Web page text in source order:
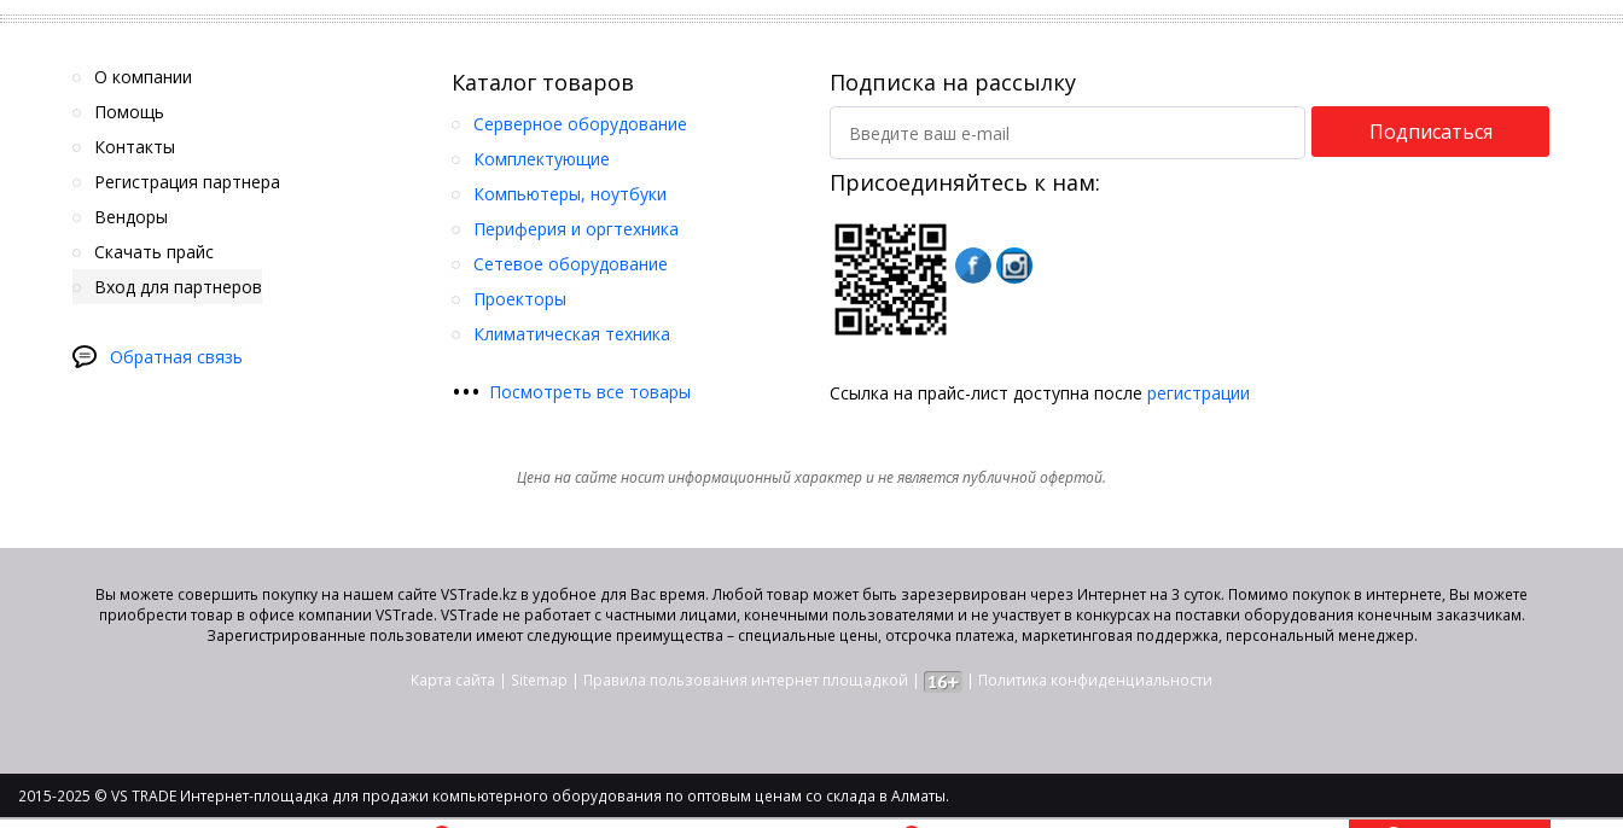
О компании
Помощь
Контакты
Регистрация партнера
Вендоры
Скачать прайс
Вход для партнеров
Обратная связь
Каталог товаров
Серверное оборудование
Комплектующие
Компьютеры, ноутбуки
Периферия и оргтехника
Сетевое оборудование
Проекторы
Климатическая техника
••• Посмотреть все товары
Подписка на рассылку
Подписаться
Присоединяйтесь к нам:
Ссылка на прайс-лист доступна после регистрации
Цена на сайте носит информационный характер и не является публичной офертой.
Вы можете совершить покупку на нашем сайте VSTrade.kz в удобное для Вас время. Любой товар может быть зарезервирован через Интернет на 3 суток. Помимо покупок в интернете, Вы можете
приобрести товар в офисе компании VSTrade. VSTrade не работает с частными лицами, конечными пользователями и не участвует в конкурсах на поставки оборудования конечным заказчикам.
Зарегистрированные пользователи имеют следующие преимущества – специальные цены, отсрочка платежа, маркетинговая поддержка, персональный менеджер.
Карта сайта | Sitemap | Правила пользования интернет площадкой | | Политика конфиденциальности
2015-2025 © VS TRADE Интернет-площадка для продажи компьютерного оборудования по оптовым ценам со склада в Алматы.